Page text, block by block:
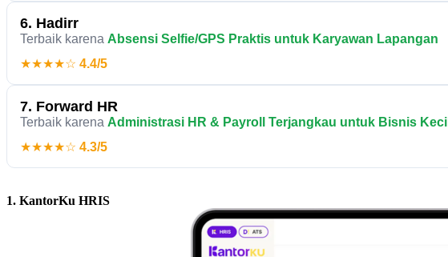
6. Hadirr
Terbaik karena Absensi Selfie/GPS Praktis untuk Karyawan Lapangan
★★★★☆ 4.4/5
7. Forward HR
Terbaik karena Administrasi HR & Payroll Terjangkau untuk Bisnis Kecil
★★★★☆ 4.3/5
1. KantorKu HRIS